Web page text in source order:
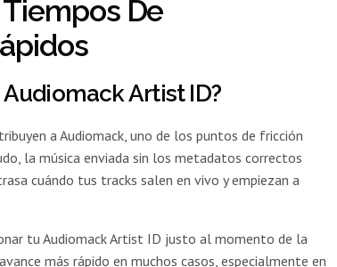
De
Artist ID?
a Audiomack, uno de los puntos de fricción
la música enviada sin los metadatos correctos
cuándo tus tracks salen en vivo y empiezan a
tu Audiomack Artist ID justo al momento de la
más rápido en muchos casos, especialmente en